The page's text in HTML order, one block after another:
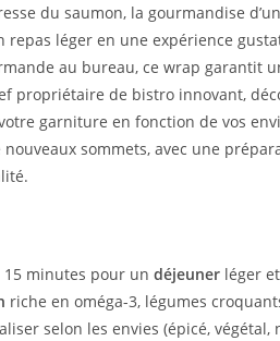
du saumon, la gourmandise
léger en une expérience
au bureau, ce wrap garantit
propriétaire de bistro innovant,
garniture en fonction de vos
sommets, avec une
minutes pour un déjeuner léger et
riche en oméga-3, légumes
selon les envies (épicé, végétal,